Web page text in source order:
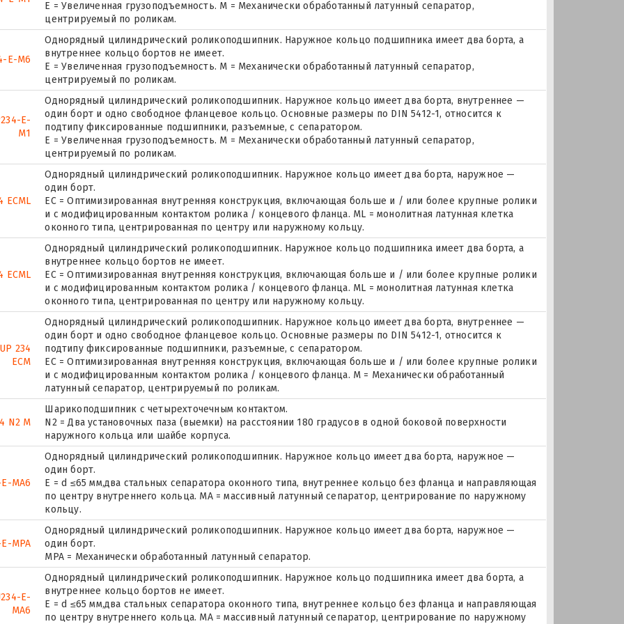
E = Увеличенная грузоподъемность. М = Механически обработанный латунный сепаратор,
центрируемый по роликам.
E-M6
Однорядный цилиндрический роликоподшипник. Наружное кольцо подшипника имеет два борта, а
внутреннее кольцо бортов не имеет.
E = Увеличенная грузоподъемность. М = Механически обработанный латунный сепаратор,
центрируемый по роликам.
E-
M1
Однорядный цилиндрический роликоподшипник. Наружное кольцо имеет два борта, внутреннее —
один борт и одно свободное фланцевое кольцо. Основные размеры по DIN 5412-1, относится к
подтипу фиксированные подшипники, разъемные, с сепаратором.
E = Увеличенная грузоподъемность. М = Механически обработанный латунный сепаратор,
центрируемый по роликам.
ECML
Однорядный цилиндрический роликоподшипник. Наружное кольцо имеет два борта, наружное —
один борт.
EC = Оптимизированная внутренняя конструкция, включающая больше и / или более крупные ролики
и с модифицированным контактом ролика / концевого фланца. ML = монолитная латунная клетка
оконного типа, центрированная по центру или наружному кольцу.
ECML
Однорядный цилиндрический роликоподшипник. Наружное кольцо подшипника имеет два борта, а
внутреннее кольцо бортов не имеет.
EC = Оптимизированная внутренняя конструкция, включающая больше и / или более крупные ролики
и с модифицированным контактом ролика / концевого фланца. ML = монолитная латунная клетка
оконного типа, центрированная по центру или наружному кольцу.
234
ECM
Однорядный цилиндрический роликоподшипник. Наружное кольцо имеет два борта, внутреннее —
один борт и одно свободное фланцевое кольцо. Основные размеры по DIN 5412-1, относится к
подтипу фиксированные подшипники, разъемные, с сепаратором.
EC = Оптимизированная внутренняя конструкция, включающая больше и / или более крупные ролики
и с модифицированным контактом ролика / концевого фланца. M = Механически обработанный
латунный сепаратор, центрируемый по роликам.
N2 M
Шарикоподшипник с четырехточечным контактом.
N2 = Два установочных паза (выемки) на расстоянии 180 градусов в одной боковой поверхности
наружного кольца или шайбе корпуса.
MA6
Однорядный цилиндрический роликоподшипник. Наружное кольцо имеет два борта, наружное —
один борт.
E = d ≤65 мм,два стальных сепаратора оконного типа, внутреннее кольцо без фланца и направляющая
по центру внутреннего кольца. MA = массивный латунный сепаратор, центрирование по наружному
кольцу.
MPA
Однорядный цилиндрический роликоподшипник. Наружное кольцо имеет два борта, наружное —
один борт.
MPA = Механически обработанный латунный сепаратор.
E-
MA6
Однорядный цилиндрический роликоподшипник. Наружное кольцо подшипника имеет два борта, а
внутреннее кольцо бортов не имеет.
E = d ≤65 мм,два стальных сепаратора оконного типа, внутреннее кольцо без фланца и направляющая
по центру внутреннего кольца. MA = массивный латунный сепаратор, центрирование по наружному